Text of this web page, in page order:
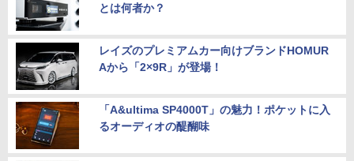
とは何者か？
レイズのプレミアムカー向けブランドHOMUR
Aから「2×9R」が登場！
「A&ultima SP4000T」の魅力！ポケットに入
るオーディオの醍醐味